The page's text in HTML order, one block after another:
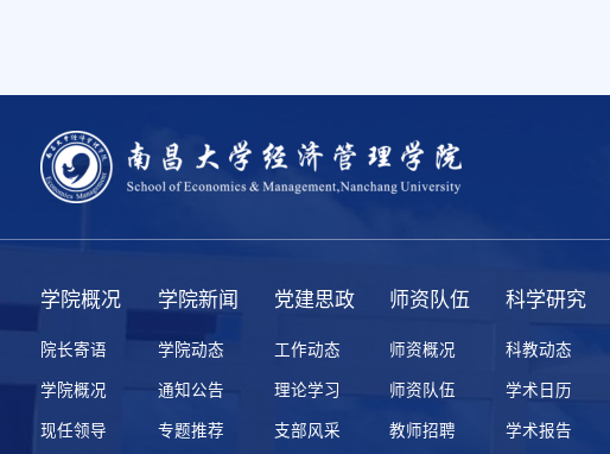
学院概况
院长寄语
学院概况
现任领导
学院新闻
学院动态
通知公告
专题推荐
党建思政
工作动态
理论学习
支部风采
师资队伍
师资概况
师资队伍
教师招聘
科学研究
科教动态
学术日历
学术报告